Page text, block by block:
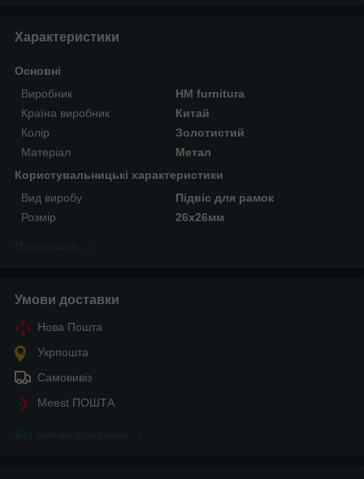
Характеристики
Основні
Виробник
HM furnitura
Країна виробник
Китай
Колір
Золотистий
Матеріал
Метал
Користувальницькі характеристики
Вид виробу
Підвіс для рамок
Розмір
26х26мм
Умови доставки
Нова Пошта
Укрпошта
Самовивіз
Meest ПОШТА